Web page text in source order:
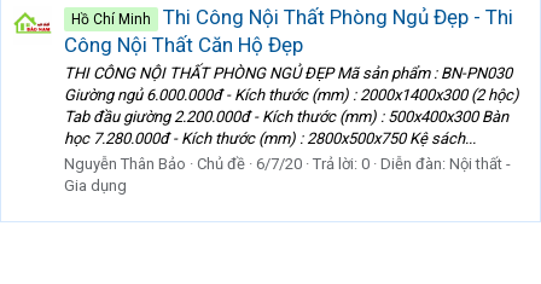
Hồ Chí Minh
Thi Công Nội Thất Phòng Ngủ Đẹp - Thi
Công Nội Thất Căn Hộ Đẹp
THI CÔNG NỘI THẤT PHÒNG NGỦ ĐẸP Mã sản phẩm : BN-PN030
Giường ngủ 6.000.000đ - Kích thước (mm) : 2000x1400x300 (2 hộc)
Tab đầu giường 2.200.000đ - Kích thước (mm) : 500x400x300 Bàn
học 7.280.000đ - Kích thước (mm) : 2800x500x750 Kệ sách...
Nguyễn Thân Bảo
Chủ đề 6/7/20 Trả lời: 0 Diễn đàn: Nội thất -
Gia dụng